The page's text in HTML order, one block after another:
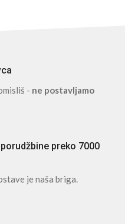
- ne postavljamo
preko 7000
je naša briga.